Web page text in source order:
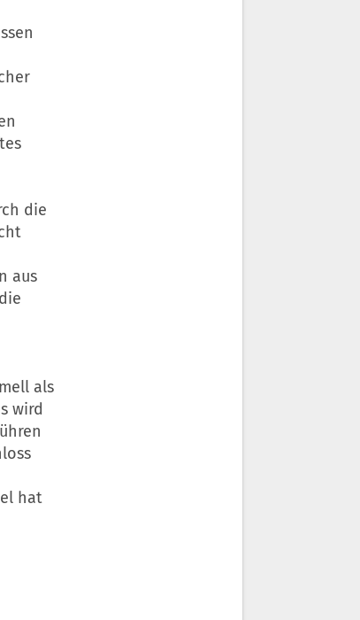
die
aus
als
wird
hat